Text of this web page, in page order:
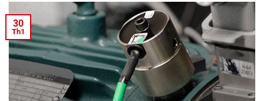
30
Th1